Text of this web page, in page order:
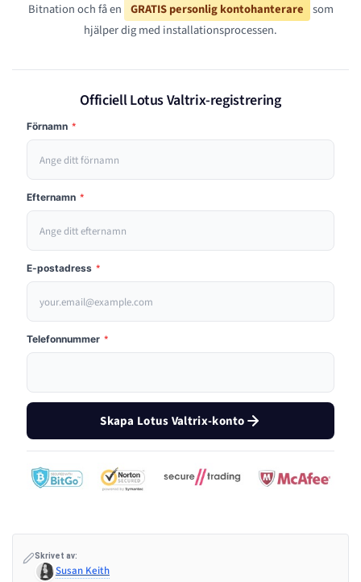
Bitnation och få en GRATIS personlig kontohanterare som
hjälper dig med installationsprocessen.
Officiell Lotus Valtrix-registrering
Förnamn *
Efternamn *
E-postadress *
Telefonnummer *
Skapa Lotus Valtrix-konto
Skrivet av:
Susan Keith